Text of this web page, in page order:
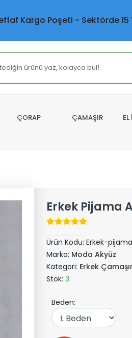
Kargo Poşeti - Sektörde 15
ÇORAP ÇAMAŞIR EL
Erkek Pijama
Ürün Kodu: Erkek-
Marka: Moda Akyüz
Kategori: Erkek Çamaşır
Stok: 3
Beden: